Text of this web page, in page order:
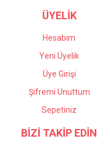
ÜYELİK
Hesabım
Yeni Üyelik
Üye Girişi
Şifremi Unuttum
Sepetiniz
BİZİ TAKİP EDİN